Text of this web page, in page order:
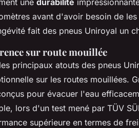
une durabilité
avant d'avoir besoin de
fait des pneus Uniroyal un
sur route mouillée
principaux atouts des pneus
sur les routes mouillées.
pour évacuer l'eau
lors d'un test mené par TÜV
supérieure en termes de